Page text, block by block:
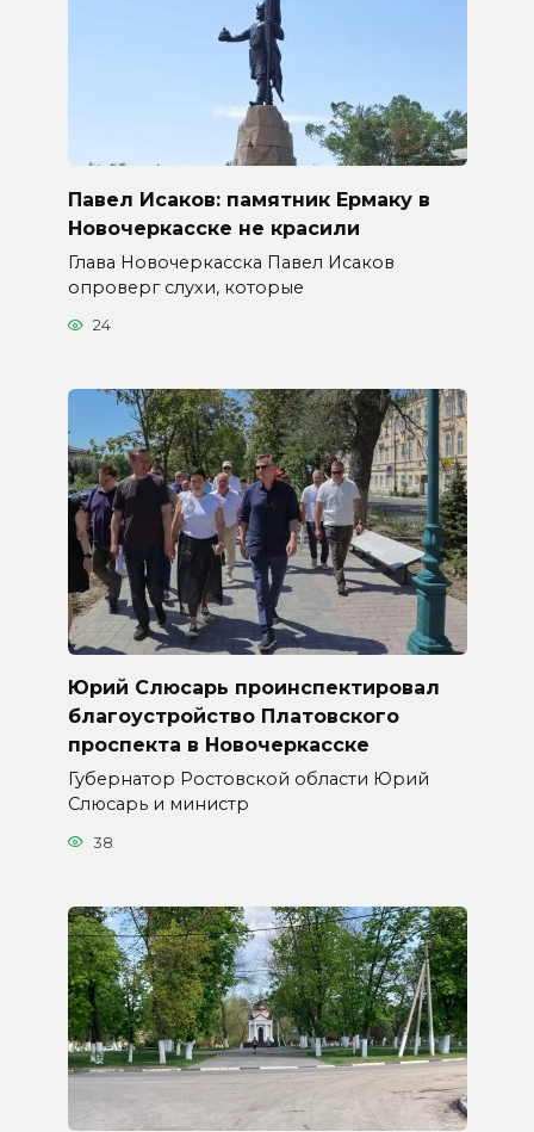
Павел Исаков: памятник Ермаку в
Новочеркасске не красили
Глава Новочеркасска Павел Исаков
опроверг слухи, которые
24
Юрий Слюсарь проинспектировал
благоустройство Платовского
проспекта в Новочеркасске
Губернатор Ростовской области Юрий
Слюсарь и министр
38